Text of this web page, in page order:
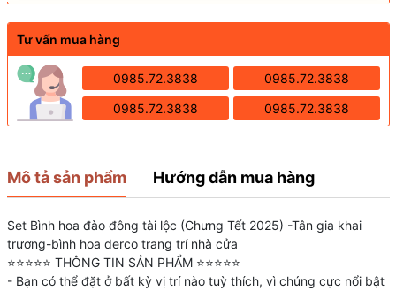
Tư vấn mua hàng
0985.72.3838 0985.72.3838
0985.72.3838 0985.72.3838
Mô tả sản phẩm Hướng dẫn mua hàng
Set Bình hoa đào đông tài lộc (Chưng Tết 2025) -Tân gia khai
trương-bình hoa derco trang trí nhà cửa
⭐⭐⭐⭐⭐ THÔNG TIN SẢN PHẨM ⭐⭐⭐⭐⭐
- Bạn có thể đặt ở bất kỳ vị trí nào tuỳ thích, vì chúng cực nổi bật